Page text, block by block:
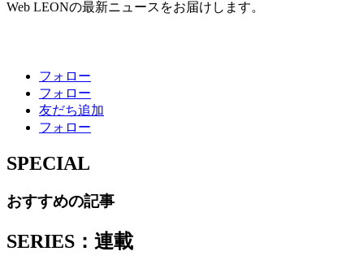
Web LEONの最新ニュースをお届けします。
フォロー
フォロー
友だち追加
フォロー
SPECIAL
おすすめの記事
SERIES：連載